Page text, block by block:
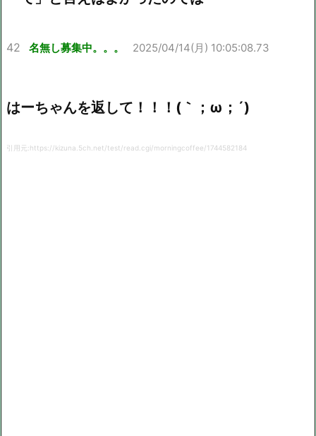
42 名無し募集中。。。 2025/04/14(月) 10:05:08.73
はーちゃんを返して！！！(｀；ω；´)
引用元:https://kizuna.5ch.net/test/read.cgi/morningcoffee/1744582184